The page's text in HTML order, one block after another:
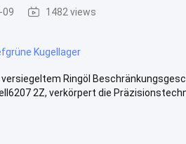
09 1482 views
Kugellager
Ringöl
2Z, verkörpert die